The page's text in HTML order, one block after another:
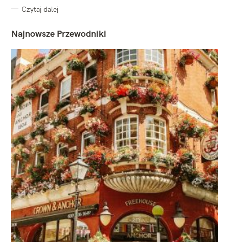
Czytaj dalej
Najnowsze Przewodniki